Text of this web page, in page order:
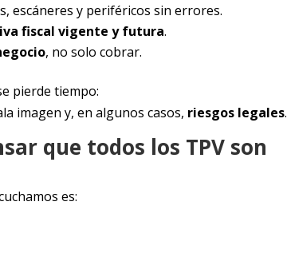
escáneres y periféricos sin errores.
fiscal vigente y futura.
, no solo cobrar.
pierde tiempo:
imagen y, en algunos casos, riesgos legales.
que todos los TPV son
es: